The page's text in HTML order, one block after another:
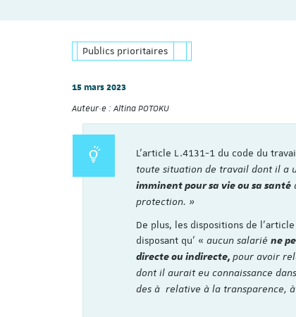
Publics prioritaires
15 mars 2023
Auteur·e :Altina POTOKU
L’article L.4131-1 du code du
toute situation de travail dont il a
imminent pour sa vie ou sa santé
protection. »
De plus, les dispositions de
disposant qu’ « aucun salarié ne
directe ou indirecte, pour avoir
dont il aurait eu connaissance
des à relative à la transparence,